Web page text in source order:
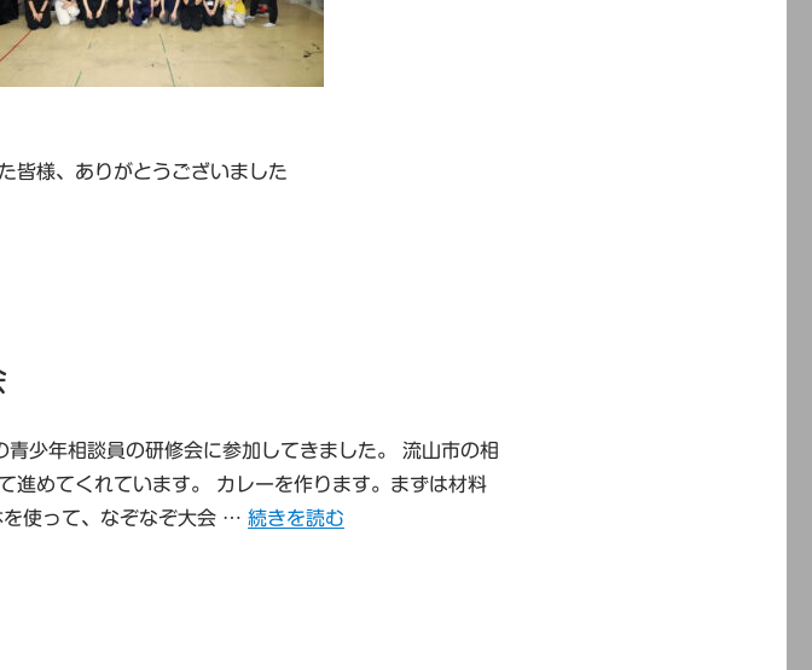
皆様、ありがとうございました
少年相談員の研修会に参加してきました。 流山市の相
進めてくれています。 カレーを作ります。まずは材料
を使って、なぞなぞ大会 …“東葛飾地区の青少年相談員研修会” の
続きを読む